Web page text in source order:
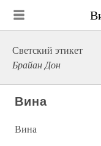
Светский этикет
Брайан Дон
Вина
Вина